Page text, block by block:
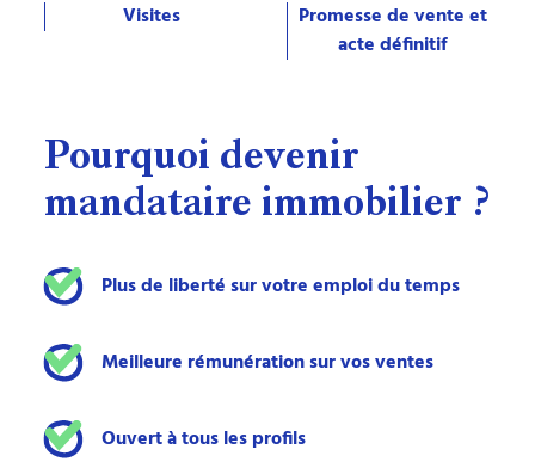
Visites
Promesse de vente et
acte définitif
Pourquoi devenir
mandataire immobilier ?
Plus de liberté sur votre emploi du temps
Meilleure rémunération sur vos ventes
Ouvert à tous les profils